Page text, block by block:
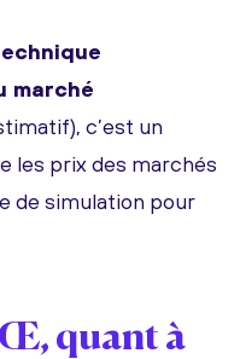
marché
c’est un
les prix des marchés
de simulation pour
quant à